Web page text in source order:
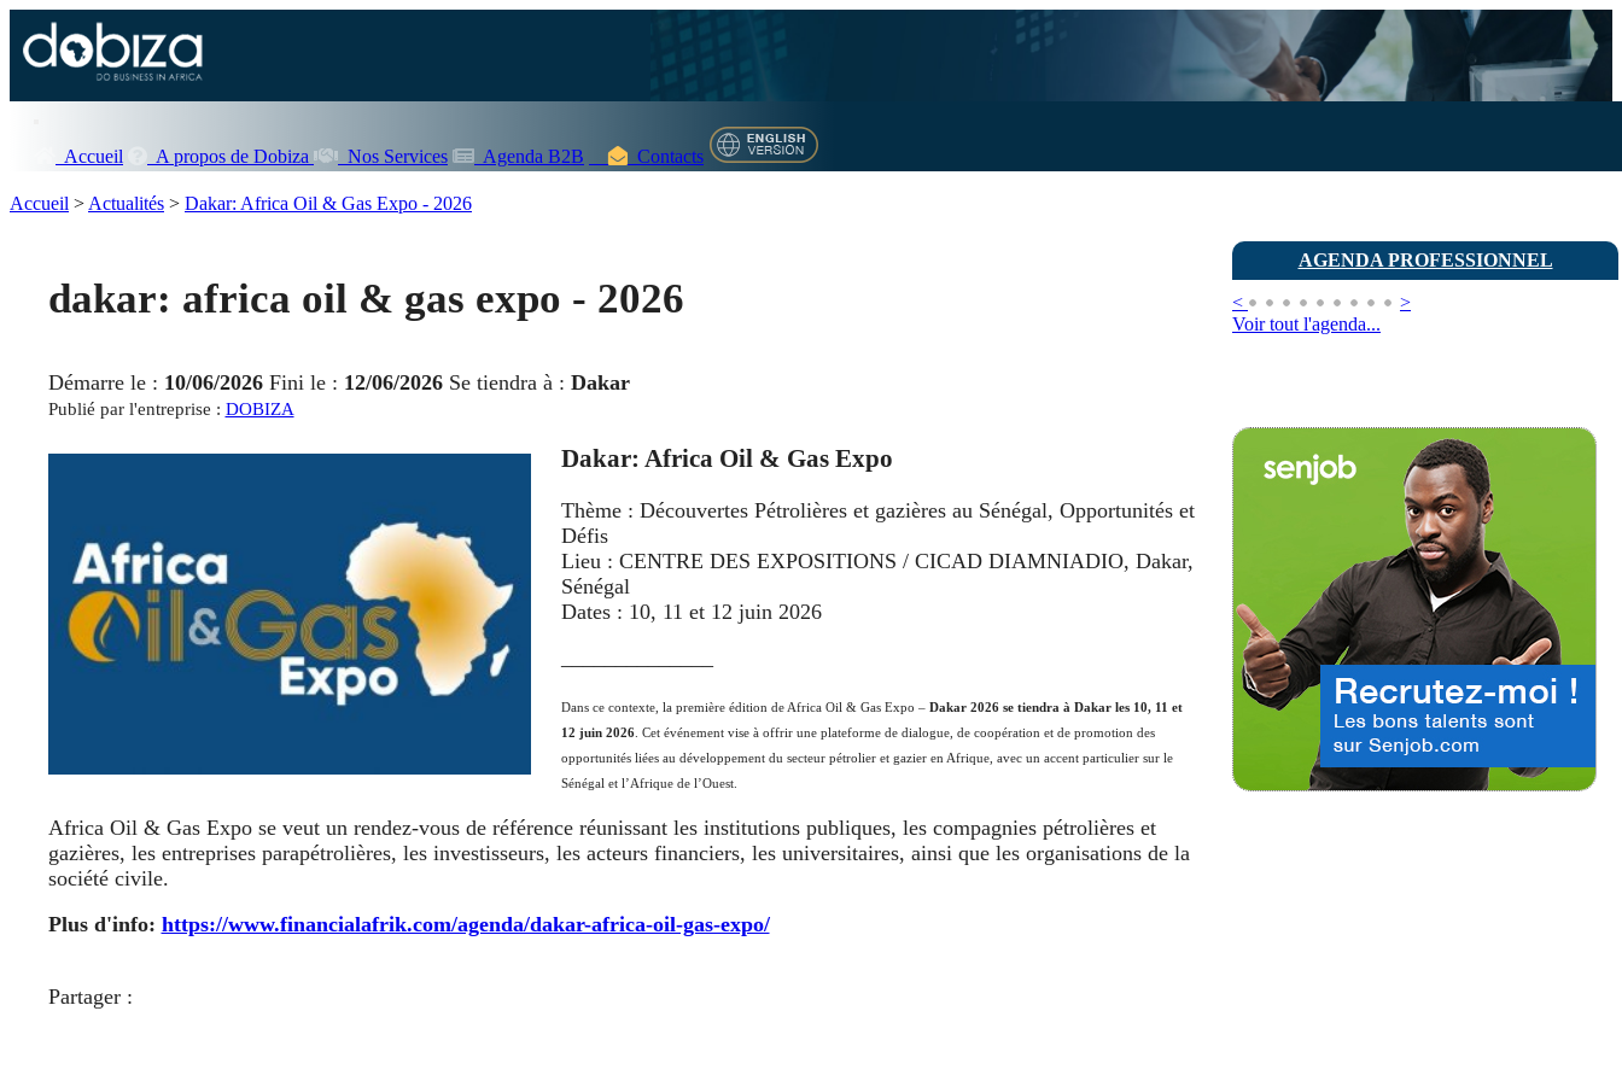
Accueil A propos de Dobiza Nos Services Agenda B2B Contacts
AGENDA PROFESSIONNEL
<
>
Voir tout l'agenda...
Accueil > Actualités > Dakar: Africa Oil & Gas Expo - 2026
dakar: africa oil & gas expo - 2026
Démarre le : 10/06/2026Fini le : 12/06/2026Se tiendra à : Dakar
Publié par l'entreprise : DOBIZA
Dakar: Africa Oil & Gas Expo
Thème : Découvertes Pétrolières et gazières au Sénégal, Opportunités et
Défis
Lieu : CENTRE DES EXPOSITIONS / CICAD DIAMNIADIO, Dakar,
Sénégal
Dates : 10, 11 et 12 juin 2026
Dans ce contexte, la première édition de Africa Oil & Gas Expo – Dakar 2026 se tiendra à Dakar les 10, 11 et
12 juin 2026. Cet événement vise à offrir une plateforme de dialogue, de coopération et de promotion des
opportunités liées au développement du secteur pétrolier et gazier en Afrique, avec un accent particulier sur le
Sénégal et l’Afrique de l’Ouest.
Africa Oil & Gas Expo se veut un rendez-vous de référence réunissant les institutions publiques, les compagnies pétrolières et
gazières, les entreprises parapétrolières, les investisseurs, les acteurs financiers, les universitaires, ainsi que les organisations de la
société civile.
Plus d'info: https://www.financialafrik.com/agenda/dakar-africa-oil-gas-expo/
Partager :